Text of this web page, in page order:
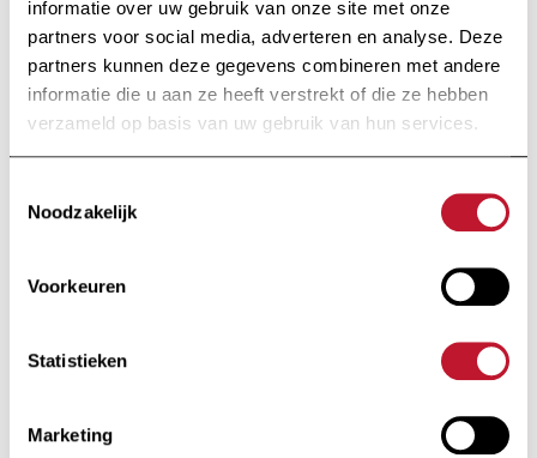
informatie over uw gebruik van onze site met onze
partners voor social media, adverteren en analyse. Deze
partners kunnen deze gegevens combineren met andere
informatie die u aan ze heeft verstrekt of die ze hebben
verzameld op basis van uw gebruik van hun services.
Noodzakelijk
Voorkeuren
Statistieken
Marketing
Op de hoogte
blijven
onderzoek en nieuws van de Charcot Stichting